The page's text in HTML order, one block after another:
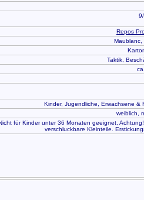
Repos
Maublanc,
Taktik,
Kinder, Jugendliche, Erwachsene &
weiblich,
für Kinder unter 36 Monaten geeignet,
verschluckbare Kleinteile.